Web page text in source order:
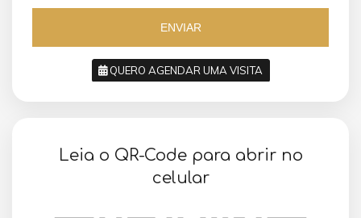
ENVIAR
QUERO AGENDAR UMA VISITA
VOLTAR
Leia o QR-Code para abrir no
celular